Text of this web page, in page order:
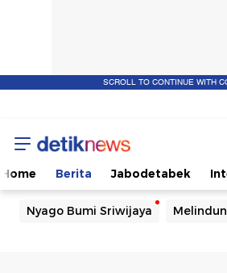
SCROLL TO CONTINUE WITH
Home Berita Jabodetabek
Nyago Bumi Sriwijaya